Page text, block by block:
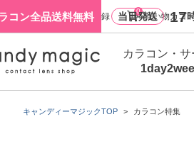
コン全品送料無料 当日発送 17
キャンディーマジックTOP カラコン特集
ログイン・新規会員登録
0
買い物カゴ
カラコン・
1day